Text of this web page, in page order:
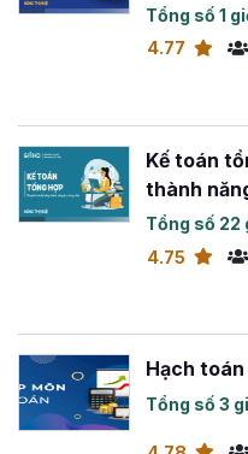
Tổng số 1
4.77
Kế toán
thành
Tổng số 22
4.75
Hạch toán
Tổng số 3